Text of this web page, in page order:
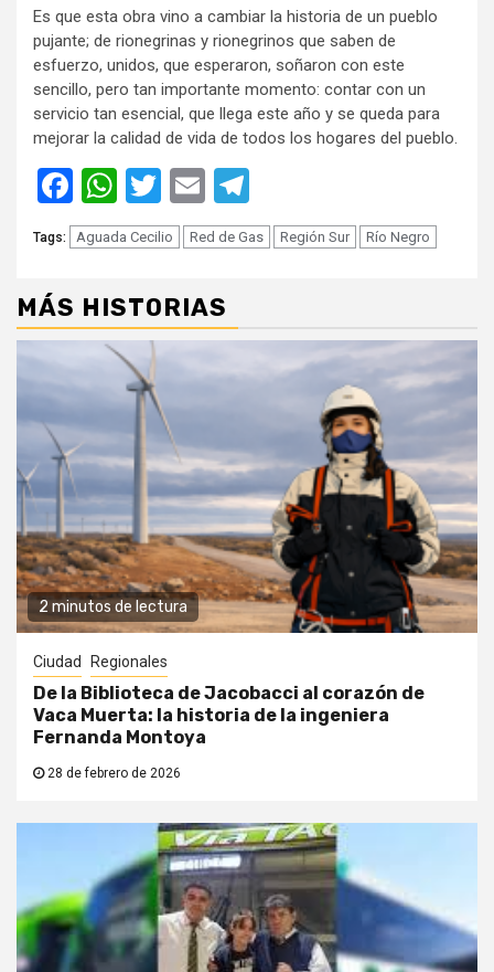
Es que esta obra vino a cambiar la historia de un pueblo
pujante; de rionegrinas y rionegrinos que saben de
esfuerzo, unidos, que esperaron, soñaron con este
sencillo, pero tan importante momento: contar con un
servicio tan esencial, que llega este año y se queda para
mejorar la calidad de vida de todos los hogares del pueblo.
Facebook
WhatsApp
Twitter
Email
Tags: Aguada Cecilio Red de Gas Región Sur Río Negro
MÁS HISTORIAS
2 minutos de lectura
Ciudad Regionales
De la Biblioteca de Jacobacci al corazón de
Vaca Muerta: la historia de la ingeniera
Fernanda Montoya
28 de febrero de 2026